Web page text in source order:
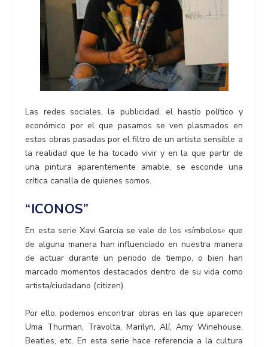
Las redes sociales, la publicidad, el hastío político y
económico por el que pasamos se ven plasmados en
estas obras pasadas por el filtro de un artista sensible a
la realidad que le ha tocado vivir y en la que partir de
una pintura aparentemente amable, se esconde una
crítica canalla de quienes somos.
“ICONOS”
En esta serie Xavi García se vale de los «símbolos» que
de alguna manera han influenciado en nuestra manera
de actuar durante un periodo de tiempo, o bien han
marcado momentos destacados dentro de su vida como
artista/ciudadano (citizen).
Por ello, podemos encontrar obras en las que aparecen
Uma Thurman, Travolta, Marilyn, Alí, Amy Winehouse,
Beatles, etc. En esta serie hace referencia a la cultura